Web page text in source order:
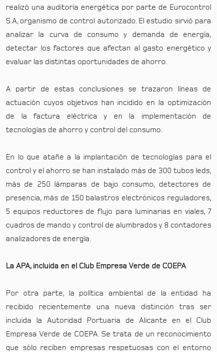
realizó una auditoría energética por parte de Eurocontrol
S.A, organismo de control autorizado. El estudio sirvió para
analizar la curva de consumo y demanda de energía,
detectar los factores que afectan al gasto energético y
evaluar las distintas oportunidades de ahorro.
A partir de estas conclusiones se trazaron líneas de
actuación cuyos objetivos han incidido en la optimización
de la factura eléctrica y en la implementación de
tecnologías de ahorro y control del consumo.
En lo que atañe a la implantación de tecnologías para el
control y el ahorro se han instalado más de 300 tubos leds,
más de 250 lámparas de bajo consumo, detectores de
presencia, más de 150 balastros electrónicos reguladores,
5 equipos reductores de flujo para luminarias en viales, 7
cuadros de mando y control de alumbrados y 8 contadores
analizadores de energía.
La APA, incluida en el Club Empresa Verde de COEPA
Por otra parte, la política ambiental de la entidad ha
recibido recientemente una nueva distinción tras ser
incluida la Autoridad Portuaria de Alicante en el Club
Empresa Verde de COEPA. Se trata de un reconocimiento
que sólo reciben empresas respetuosas con el entorno